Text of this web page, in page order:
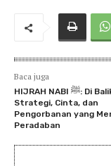
Baca juga
HIJRAH NABI ﷺ: Di Balik
Strategi, Cinta, dan
Pengorbanan yang
Peradaban